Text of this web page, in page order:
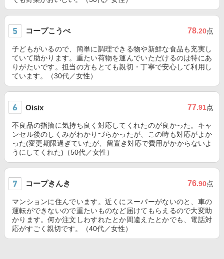
コープこうべ 78.20点
子どもがいるので、簡単に調理できる物や新鮮な食品も充実し
ていて助かります。重たい荷物を運んでいただけるのは特にあ
りがたいです。担当の方もとても親切・丁寧で安心して利用し
ています。（30代／女性）
Oisix 77.91点
不良品の指摘に気持ち良く対応してくれたのが良かった。キャ
ンセル後のしくみがわかりづらかったが、この時も対応がよか
った(変更期限過ぎていたが、留置き対応で費用がかからないよ
うにしてくれた)（50代／女性）
コープきんき 76.90点
マンションに住んでいます。近くにスーパーがないのと、車の
運転ができないので重たいものなど届けてもらえるので大変助
かります。何か注文しわすれたとか間違えたとかでも、電話対
応がすごく親切です。（40代／女性）